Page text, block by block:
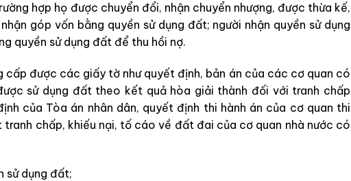
hợp họ được chuyển đổi, nhận chuyển nhượng, được thừa kế,
góp vốn bằng quyền sử dụng đất; người nhận quyền sử dụng
quyền sử dụng đất để thu hồi nợ.
cấp được các giấy tờ như quyết định, bản án của các cơ quan có
sử dụng đất theo kết quả hòa giải thành đối với tranh chấp
của Tòa án nhân dân, quyết định thi hành án của cơ quan thi
chấp, khiếu nại, tố cáo về đất đai của cơ quan nhà nước có
sử dụng đất;